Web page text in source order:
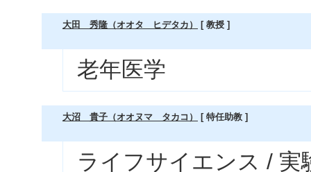
大田 秀隆（オオタ ヒデタカ） [ 教授 ]
老年医学
大沼 貴子（オオヌマ タカコ） [ 特任助教 ]
ライフサイエンス /